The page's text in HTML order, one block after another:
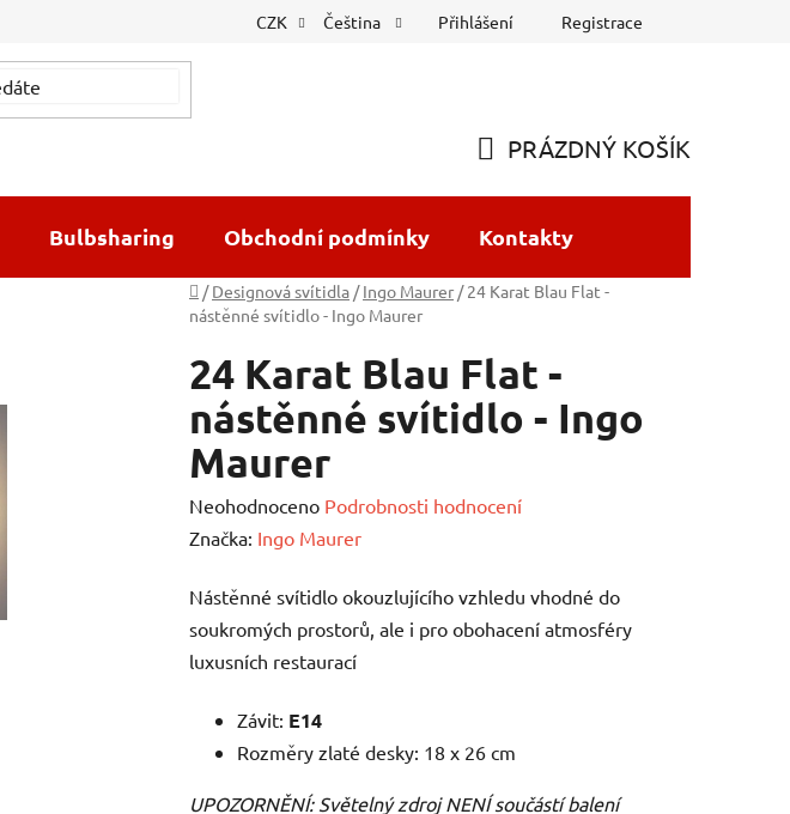
CZK Čeština Přihlášení Registrace
KOŠÍK
PRÁZDNÝ KOŠÍK
Bulbsharing Obchodní podmínky Kontakty
Domů
/ Designová svítidla / Ingo Maurer / 24 Karat Blau Flat -
nástěnné svítidlo - Ingo Maurer
24 Karat Blau Flat -
nástěnné svítidlo - Ingo
Maurer
Průměrné
hodnocení
je
0,0
z
hvězdiček.
Neohodnoceno Podrobnosti hodnocení
Značka: Ingo Maurer
Nástěnné svítidlo okouzlujícího vzhledu vhodné do
soukromých prostorů, ale i pro obohacení atmosféry
luxusních restaurací
Závit: E14
Rozměry zlaté desky: 18 x 26 cm
UPOZORNĚNÍ: Světelný zdroj NENÍ součástí balení